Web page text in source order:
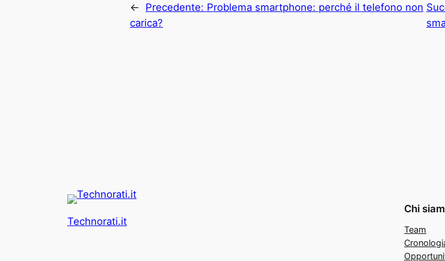
← Precedente: Problema smartphone: perché il telefono non
carica?
Technorati.it
Chi
Team